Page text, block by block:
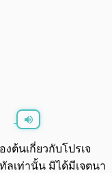
0:00/0:00
ต้นเกี่ยวกับโปรเจ
ลเท่านั้น มิได้มีเจตนา